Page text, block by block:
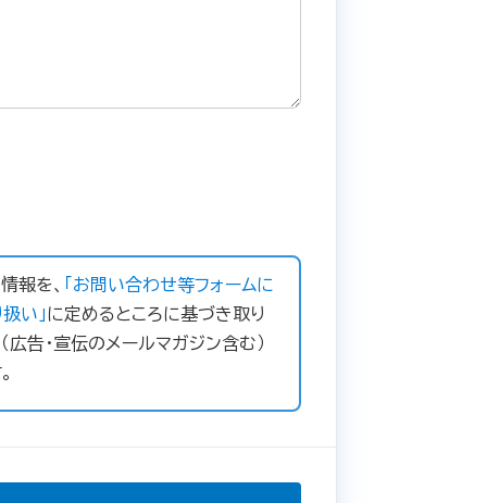
報を、
「お問い合わせ等フォームに
い」に定めるところに基づき取り
広告・宣伝のメールマガジン含む）